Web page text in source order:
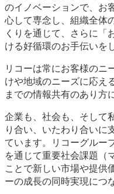
のイノベーションで、お
心して専念し、組織全体
くりを通じて、さらに「
ける好循環のお手伝いを
リコーは常にお客様のニ
けや地域のニーズに応え
までの情報共有のあり方
企業も、社会も、そして
り合い、いたわり合いに
ています。リコーグルー
を通じて重要社会課題（
ことで新しい市場や提供
ーの成長の同時実現につ